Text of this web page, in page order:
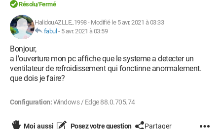
Résolu/Fermé
HalidouAZLLE_1998- Modifié le 5 avr. 2021 à 03:33
fabul - 5 avr. 2021 à 03:59
Bonjour,
a l'ouverture mon pc affiche que le systeme a detecter un
ventilateur de refroidissement qui fonctinne anormalement.
que dois je faire?
Configuration:Windows / Edge 88.0.705.74
Moi aussi Posez votre question Partager